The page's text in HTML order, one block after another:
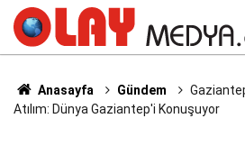
Anasayfa Gündem
Atılım: Dünya Gaziantep'i Konuşuyor